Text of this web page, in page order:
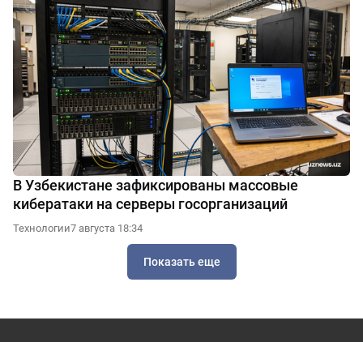
В Узбекистане зафиксированы массовые
кибератаки на серверы госорганизаций
Технологии7 августа 18:34
Показать еще